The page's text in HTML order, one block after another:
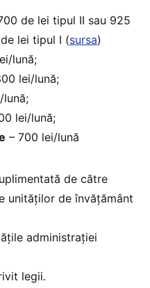
de lei tipul II sau 925
lei tipul I (sursa)
lună;
lei/lună;
lună;
lei/lună;
– 700 lei/lună
de către
unităților de învățământ
administrației
legii.